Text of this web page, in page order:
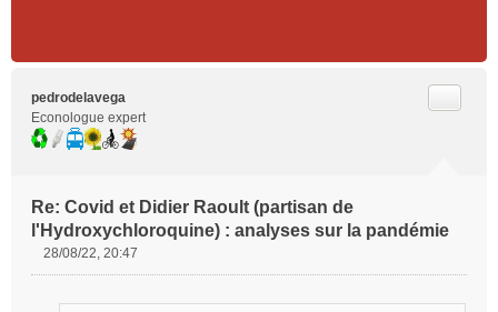
pedrodelavega
Econologue expert
Re: Covid et Didier Raoult (partisan de
l'Hydroxychloroquine) : analyses sur la pandémie
28/08/22, 20:47